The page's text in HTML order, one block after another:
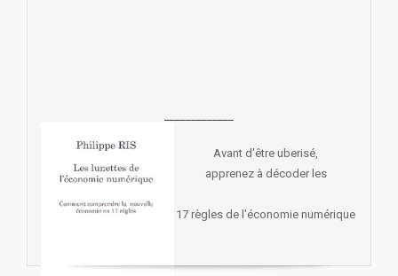
Avant d'être uberisé,
apprenez à décoder les
17 règles de l'économie numérique